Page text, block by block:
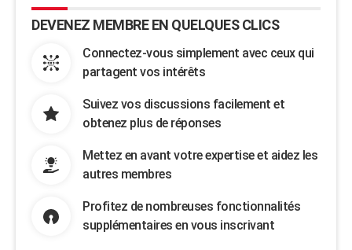
DEVENEZ MEMBRE EN QUELQUES CLICS
Connectez-vous simplement avec ceux qui
partagent vos intérêts
Suivez vos discussions facilement et
obtenez plus de réponses
Mettez en avant votre expertise et aidez les
autres membres
Profitez de nombreuses fonctionnalités
supplémentaires en vous inscrivant